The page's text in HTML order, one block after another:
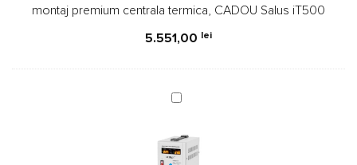
kW
de
premium
termica,
CADOU
montaj premium centrala termica, CADOU Salus iT500
5.551,00 lei
Stabilizator
Kemot
Automat